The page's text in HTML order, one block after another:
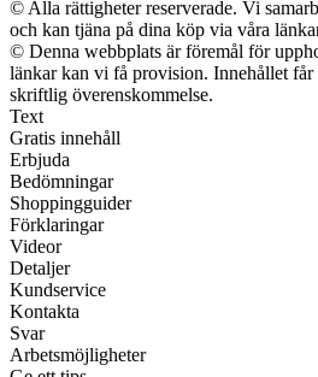
© Alla rättigheter reserverade. Vi
och kan tjäna på dina köp via våra
© Denna webbplats är föremål för
länkar kan vi få provision. Innehållet får
skriftlig överenskommelse.
Text
Gratis innehåll
Erbjuda
Bedömningar
Shoppingguider
Förklaringar
Videor
Detaljer
Kundservice
Kontakta
Svar
Arbetsmöjligheter